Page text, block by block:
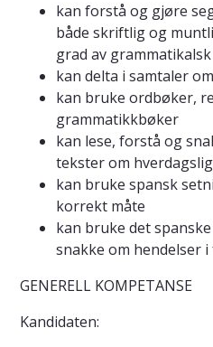
kan forstå og gjøre
både skriftlig og
grad av
kan delta i samtaler
kan bruke ordbøker,
grammatikkbøker
kan lese, forstå og
tekster om
kan bruke spansk
korrekt måte
kan bruke det
snakke om hendelser
GENERELL KOMPETANSE
Kandidaten: